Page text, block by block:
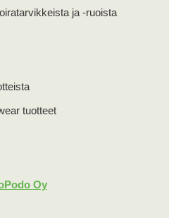
ja -ruoista
tuotteet
Oy